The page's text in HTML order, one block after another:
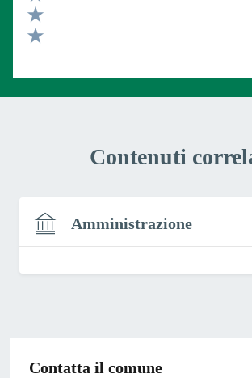
Valuta 3 stelle su 5
Valuta 2 stelle su 5
Contenuti
Amministrazione
Contatta il comune